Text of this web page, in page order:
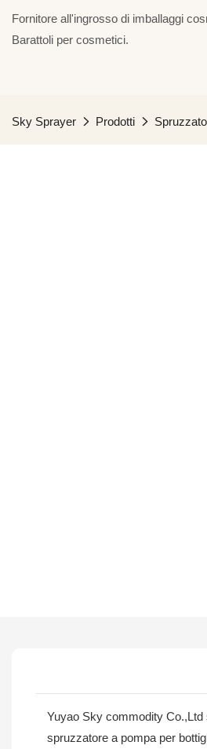
Fornitore all'ingrosso di imballaggi
Barattoli per cosmetici.
Sky Sprayer Prodotti
Yuyao Sky commodity Co.,Ltd
spruzzatore a pompa per